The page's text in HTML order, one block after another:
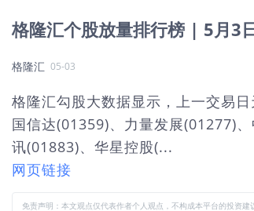
格隆汇个股放量排行榜 | 5月3
格隆汇 05-03
格隆汇勾股大数据显示，上一交易
国信达(01359)、力量发展(01277)
讯(01883)、华星控股(...
网页链接
免责声明：本文观点仅代表作者个人观点，不构成本平台的投资